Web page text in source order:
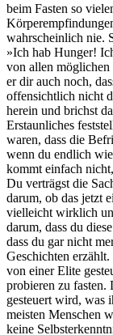
beim Fasten so
wahrscheinlich nie.
»Ich hab Hunger!
von allen
er dir auch noch,
offensichtlich nicht
herein und brichst
Erstaunliches
waren, dass die
wenn du endlich
kommt einfach
Du verträgst die
darum, ob das jetzt
vielleicht wirklich
darum, dass du
dass du gar nicht
Geschichten erzählt.
von einer Elite
probieren zu fasten.
gesteuert wird, was
meisten Menschen
keine